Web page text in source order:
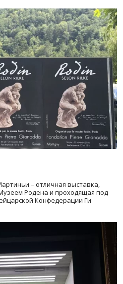
– отличная выставка,
Родена и проходящая под
Конфедерации Ги